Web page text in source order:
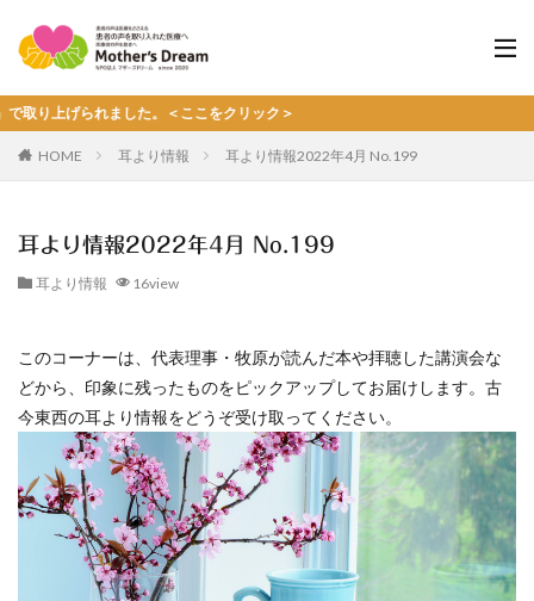
られました。＜ここをクリック＞
HOME 耳より情報 耳より情報2022年4月 No.199
耳より情報2022年4月 No.199
耳より情報 16view
このコーナーは、代表理事・牧原が読んだ本や拝聴した講演会な
どから、印象に残ったものをピックアップしてお届けします。古
今東西の耳より情報をどうぞ受け取ってください。